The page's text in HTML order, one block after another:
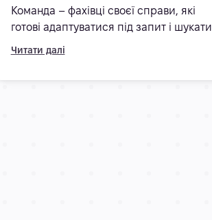
Команда – фахівці своєї справи, які
готові адаптуватися під запит і шукати
цікаві та нестандартні підходи до
Читати далі